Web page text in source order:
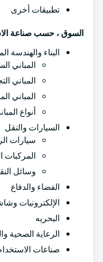
تطبيقات أخرى
السوق ، حسب صناعة
البناء والهندسة
المباني
المباني
المباني
أنواع
السيارات والنقل
سيارات
المركبات
وسائل
الفضاء والدفاع
الإلكترونيات
البحريه
الرعاية الصحية
صناعات